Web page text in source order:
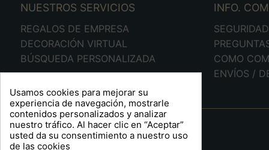
NUESTROS SERVICIOS
REGALOS DE EMPRESA
DECORACIÓN VIRTUAL
BÚSQUEDA PERSONALIZADA
INFO.
SEGURIDAD
COMO
ENVÍOS /
A R T S F I T É
Plaça Barcelona, 6
Usamos cookies para mejorar su
experiencia de navegación, mostrarle
contenidos personalizados y analizar
nuestro tráfico. Al hacer clic en “Aceptar”
usted da su consentimiento a nuestro uso
de las cookies